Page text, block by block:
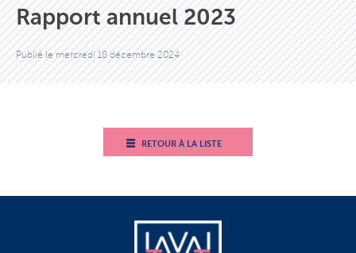
Rapport annuel 2023
Publié lemercredi 18 décembre 2024
RETOUR À LA LISTE